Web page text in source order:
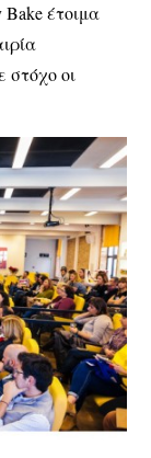
Bakeέτοιμα
στόχο οι